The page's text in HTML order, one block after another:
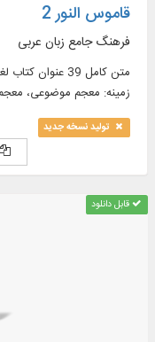
قاموس النور 2
فرهنگ جامع زبان عربی
زمینه: معجم موضوعی،
فلسفی، معجم فقهی، معجم
تولید نسخه جدید
قابل دانلود